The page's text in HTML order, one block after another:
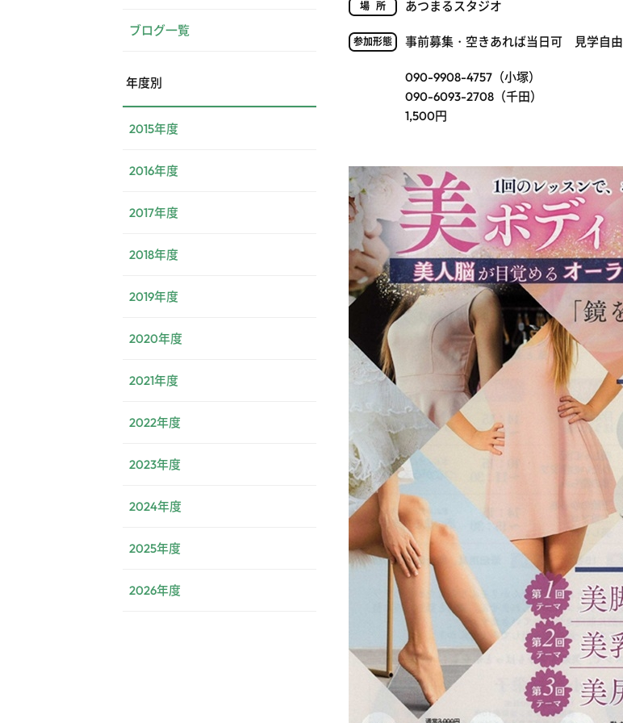
場所 あつまるスタジオ
参加形態 事前募集・空きあれば当日可 見学自由
090-9908-4757（小塚）
090-6093-2708（千田）
1,500円
ブログ一覧
年度別
2015年度
2016年度
2017年度
2018年度
2019年度
2020年度
2021年度
2022年度
2023年度
2024年度
2025年度
2026年度